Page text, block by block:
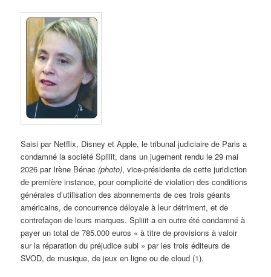
Saisi par Netflix, Disney et Apple, le tribunal judiciaire de Paris a
condamné la société Spliiit, dans un jugement rendu le 29 mai
2026 par Irène Bénac(photo), vice-présidente de cette juridiction
de première instance, pour complicité de violation des conditions
générales d’utilisation des abonnements de ces trois géants
américains, de concurrence déloyale à leur détriment, et de
contrefaçon de leurs marques. Spliiit a en outre été condamné à
payer un total de 785.000 euros « à titre de provisions à valoir
sur la réparation du préjudice subi » par les trois éditeurs de
SVOD, de musique, de jeux en ligne ou de cloud (1).